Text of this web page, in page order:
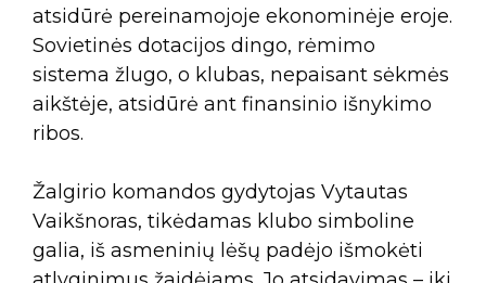
atsidūrė pereinamojoje ekonominėje eroje.
Sovietinės dotacijos dingo, rėmimo
sistema žlugo, o klubas, nepaisant sėkmės
aikštėje, atsidūrė ant finansinio išnykimo
ribos.
Žalgirio komandos gydytojas Vytautas
Vaikšnoras, tikėdamas klubo simboline
galia, iš asmeninių lėšų padėjo išmokėti